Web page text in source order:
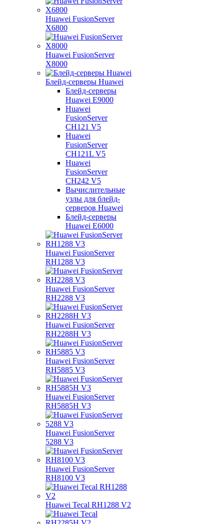
Huawei FusionServer
X6800
Huawei FusionServer
X8000
Блейд-серверы Huawei
Блейд-серверы
Huawei E9000
Huawei
FusionServer
CH121 V5
Huawei
FusionServer
CH121L V5
Huawei
FusionServer
CH242 V5
Вычислительные
узлы для блейд-
серверов Huawei
Блейд-серверы
Huawei E6000
Huawei FusionServer
RH1288 V3
Huawei FusionServer
RH2288 V3
Huawei FusionServer
RH2288H V3
Huawei FusionServer
RH5885 V3
Huawei FusionServer
RH5885H V3
Huawei FusionServer
5288 V3
Huawei FusionServer
RH8100 V3
Huawei Tecal RH1288 V2